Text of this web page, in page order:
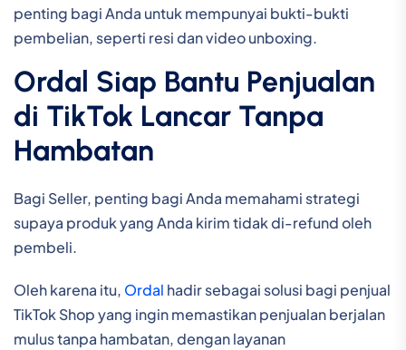
penting bagi Anda untuk mempunyai bukti-bukti
pembelian, seperti resi dan video unboxing.
Ordal Siap Bantu Penjualan
di TikTok Lancar Tanpa
Hambatan
Bagi Seller, penting bagi Anda memahami strategi
supaya produk yang Anda kirim tidak di-refund oleh
pembeli.
Oleh karena itu, Ordal hadir sebagai solusi bagi penjual
TikTok Shop yang ingin memastikan penjualan berjalan
mulus tanpa hambatan, dengan layanan